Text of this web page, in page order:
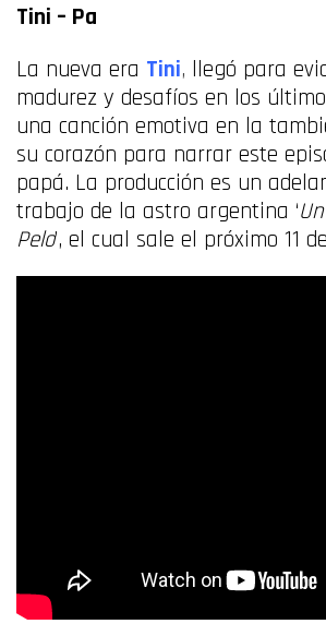
Tini – Pa
La nueva era Tini, llegó para
madurez y desafíos en los
una canción emotiva en la
su corazón para narrar este
papá. La producción es un
trabajo de la astro argentina ‘
Pelo’, el cual sale el próximo 11